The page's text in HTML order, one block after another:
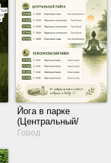
Йога в парке
(Центральный/
Комсомольский
Город